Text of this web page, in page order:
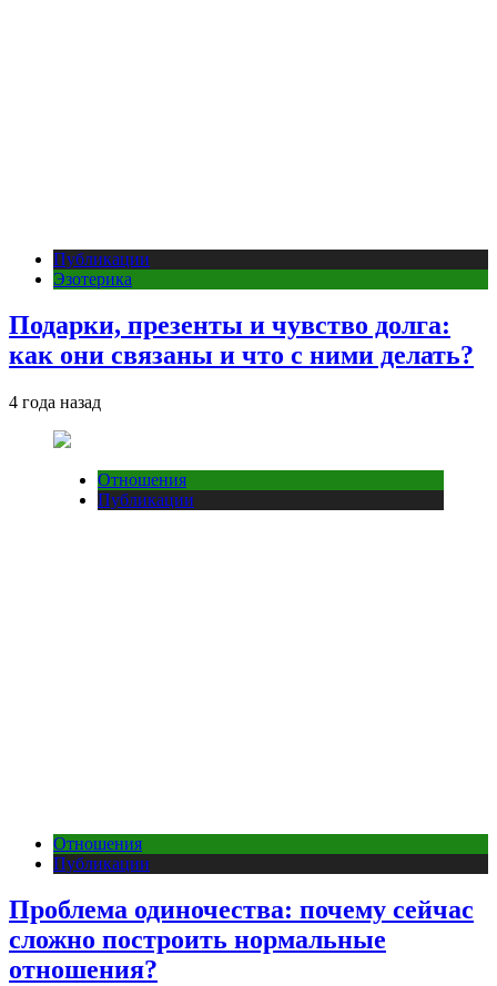
Публикации
Эзотерика
Подарки, презенты и чувство долга:
как они связаны и что с ними делать?
4 года назад
Отношения
Публикации
Отношения
Публикации
Проблема одиночества: почему сейчас
сложно построить нормальные
отношения?